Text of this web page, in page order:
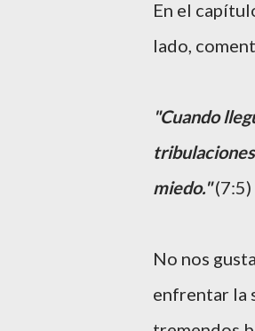
En el
lado,
"Cuando
miedo."(7:5)
No nos
enfrentar la